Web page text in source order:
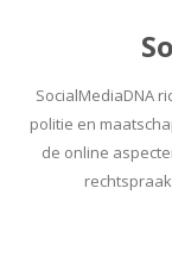
SocialMediaDNA
politie en
de online